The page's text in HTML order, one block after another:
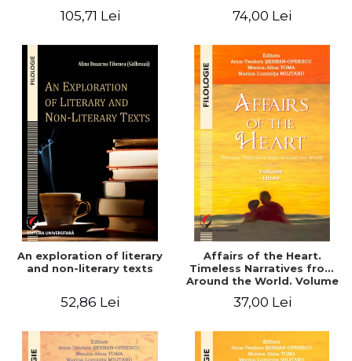
Russian – German
105,71 Lei
practic/Conversation
Bilingual Romanian-English
guide with practical
vocabulary
74,00 Lei
An exploration of literary
and non-literary texts
52,86 Lei
Affairs of the Heart.
Timeless Narratives from
Around the World. Volume
37,00 Lei